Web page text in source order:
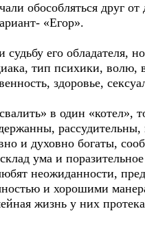
обособляться друг от
«Егор».
его обладателя,
тип психики, волю,
здоровье,
в один «котел»,
и духовно богаты,
ума и
неожиданности,
и хорошими
жизнь у них